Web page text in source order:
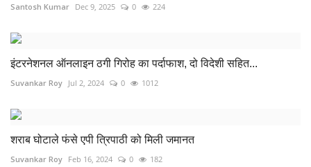
Santosh Kumar Dec 9, 2025 0 224
इंटरनेशनल ऑनलाइन ठगी गिरोह का पर्दाफाश, दो विदेशी सहित...
Suvankar Roy Jul 2, 2024 0 1012
शराब घोटाले फंसे एपी त्रिपाठी को मिली जमानत
Suvankar Roy Feb 16, 2024 0 182